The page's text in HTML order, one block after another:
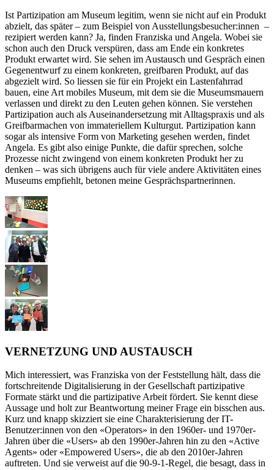
Ist Partizipation am Museum legitim, wenn sie nicht auf ein Produkt
abzielt, das später – zum Beispiel von Ausstellungsbesucher:innen –
rezipiert werden kann? Ja, finden Franziska und Angela. Wobei sie
schon auch den Druck verspüren, dass am Ende ein konkretes
Produkt erwartet wird. Sie sehen im Austausch und Gespräch einen
Gegenentwurf zu einem konkreten, greifbaren Produkt, auf das
abgezielt wird. So liessen sie für ein Projekt ein Lastenfahrrad
bauen, eine Art mobiles Museum, mit dem sie die Museumsmauern
verlassen und direkt zu den Leuten gehen können. Sie verstehen
Partizipation auch als Auseinandersetzung mit Alltagspraxis und als
Greifbarmachen von immateriellem Kulturgut. Partizipation kann
sogar als intensive Form von Marketing gesehen werden, findet
Angela. Es gibt also einige Punkte, die dafür sprechen, solche
Prozesse nicht zwingend von einem konkreten Produkt her zu
denken – was sich übrigens auch für viele andere Aktivitäten eines
Museums empfiehlt, betonen meine Gesprächspartnerinnen.
VERNETZUNG UND AUSTAUSCH
Mich interessiert, was Franziska von der Feststellung hält, dass die
fortschreitende Digitalisierung in der Gesellschaft partizipative
Formate stärkt und die partizipative Arbeit fördert. Sie kennt diese
Aussage und holt zur Beantwortung meiner Frage ein bisschen aus.
Kurz und knapp skizziert sie eine Charakterisierung der IT-
Benutzer:innen von den «Operators» in den 1960er- und 1970er-
Jahren über die «Users» ab den 1990er-Jahren hin zu den «Active
Agents» oder «Empowered Users», die ab den 2010er-Jahren
auftreten. Und sie verweist auf die 90-9-1-Regel, die besagt, dass in